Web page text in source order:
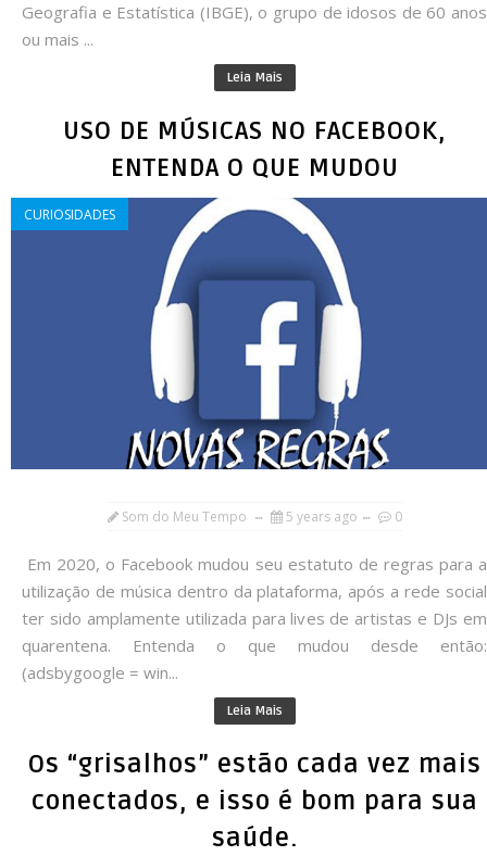
Geografia e Estatística (IBGE), o grupo de idosos de 60 anos
ou mais ...
Leia Mais
USO DE MÚSICAS NO FACEBOOK,
ENTENDA O QUE MUDOU
CURIOSIDADES
Som do Meu Tempo 5 years ago 0
Em 2020, o Facebook mudou seu estatuto de regras para a
utilização de música dentro da plataforma, após a rede social
ter sido amplamente utilizada para lives de artistas e DJs em
quarentena. Entenda o que mudou desde então:
(adsbygoogle = win...
Leia Mais
Os “grisalhos” estão cada vez mais
conectados, e isso é bom para sua
saúde.